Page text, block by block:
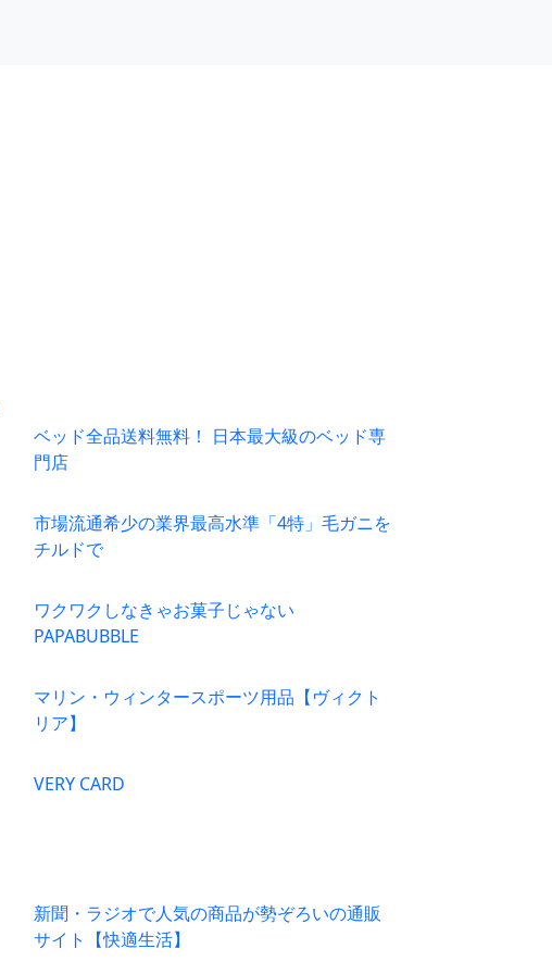
ベッド全品送料無料！ 日本最大級のベッド専
門店
市場流通希少の業界最高水準「4特」毛ガニを
チルドで
ワクワクしなきゃお菓子じゃない
PAPABUBBLE
マリン・ウィンタースポーツ用品【ヴィクト
リア】
VERY CARD
新聞・ラジオで人気の商品が勢ぞろいの通販
サイト【快適生活】